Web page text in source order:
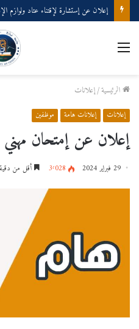
إعلان عن إستشارة لإقتناء عتاد ولوازم
القائمة
الرئيسية/إعلانات
إعلانات إعلانات هامة موظفين
إعلان عن إمتحان مهني
29 فبراير 2024 3٬028 أقل من